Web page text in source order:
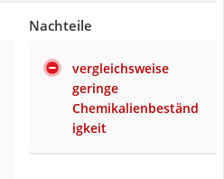
Nachteile
vergleichsweise
geringe
Chemikalienbeständ
igkeit